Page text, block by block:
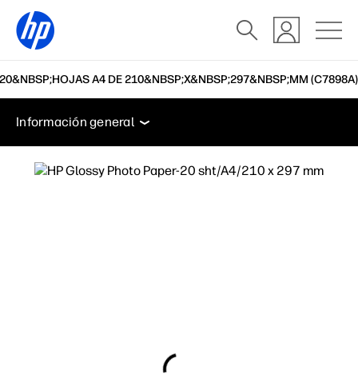
A4 DE 210&NBSP;X&NBSP;297&NBSP;MM (C7898A)
Información general
Soporte
Información general
Información general